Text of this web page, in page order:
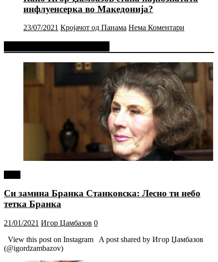
инфлуенсерка во Македонија?
23/07/2021 Кројачот од Панама Нема Коментари
Си замина Бранка Станковска: Лесно ти небо
тетка Бранка
21/01/2021 Игор Џамбазов 0
View this post on Instagram A post shared by Игор Џамбазов
(@igordzambazov)